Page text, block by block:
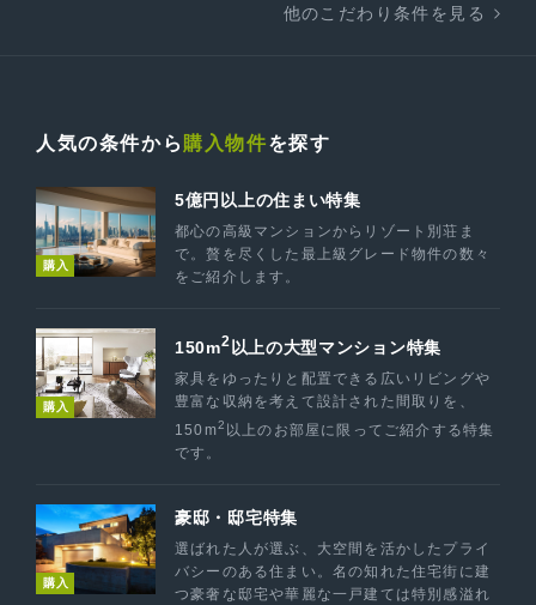
他のこだわり条件を見る
人気の条件から 購入物件を探す
購入
5億円以上の住まい特集
都心の高級マンションからリゾート別荘ま
で。贅を尽くした最上級グレード物件の数々
をご紹介します。
購入
150m2 以上の大型マンション特集
家具をゆったりと配置できる広いリビングや
豊富な収納を考えて設計された間取りを、
150m2 以上のお部屋に限ってご紹介する特集
です。
購入
豪邸・邸宅特集
選ばれた人が選ぶ、大空間を活かしたプライ
バシーのある住まい。名の知れた住宅街に建
つ豪奢な邸宅や華麗な一戸建ては特別感溢れ